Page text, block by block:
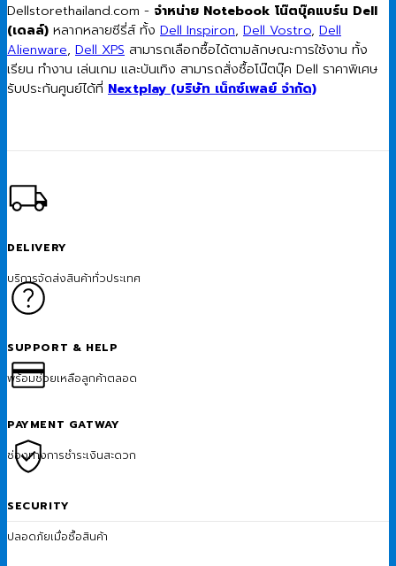
Dellstorethailand.com - จำหน่าย Notebook โน๊ตบุ๊คแบร์น Dell
(เดลล์) หลากหลายซีรี่ส์ ทั้ง Dell Inspiron, Dell Vostro, Dell
Alienware, Dell XPS สามารถเลือกซื้อได้ตามลักษณะการใช้งาน ทั้ง
เรียน ทำงาน เล่นเกม และบันเทิง สามารถสั่งซื้อโน๊ตบุ๊ค Dell ราคาพิเศษ
รับประกันศูนย์ได้ที่ Nextplay (บริษัท เน็กซ์เพลย์ จำกัด)
DELIVERY
บริการจัดส่งสินค้าทั่วประเทศ
SUPPORT & HELP
พร้อมช่วยเหลือลูกค้าตลอด
PAYMENT GATWAY
ช่องทางการชำระเงินสะดวก
SECURITY
ปลอดภัยเมื่อซื้อสินค้า